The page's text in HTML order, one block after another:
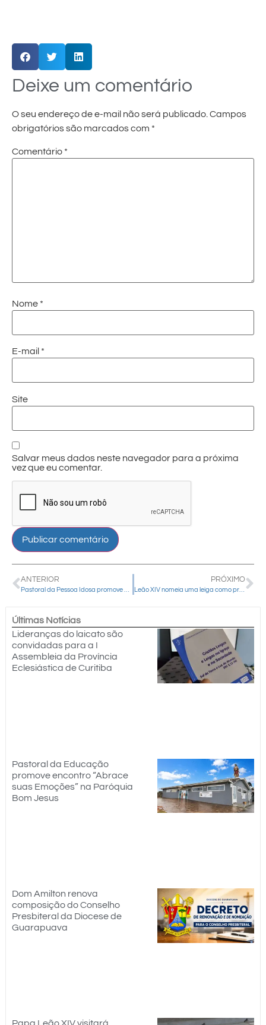
Deixe um comentário
O seu endereço de e-mail não será publicado. Campos
obrigatórios são marcados com *
Comentário *
Nome *
E-mail *
Site
Salvar meus dados neste navegador para a próxima
vez que eu comentar.
ANTERIOR PRÓXIMO
Leão XIV nomeia uma leiga como prefeita do Dicastério para a Comunicação
Últimas Notícias
Lideranças do laicato são
convidadas para a I
Assembleia da Província
Eclesiástica de Curitiba
Pastoral da Educação
promove encontro “Abrace
suas Emoções” na Paróquia
Bom Jesus
Dom Amilton renova
composição do Conselho
Presbiteral da Diocese de
Guarapuava